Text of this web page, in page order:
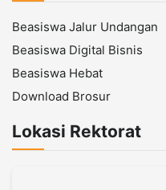
Beasiswa Jalur Undangan
Beasiswa Digital Bisnis
Beasiswa Hebat
Download Brosur
Lokasi Rektorat